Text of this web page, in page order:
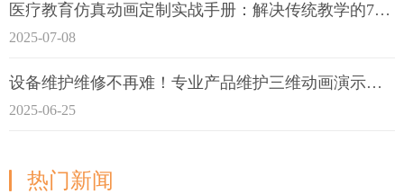
医疗教育仿真动画定制实战手册：解决传统教学的7大痛点
2025-07-08
设备维护维修不再难！专业产品维护三维动画演示定制指南
2025-06-25
热门新闻